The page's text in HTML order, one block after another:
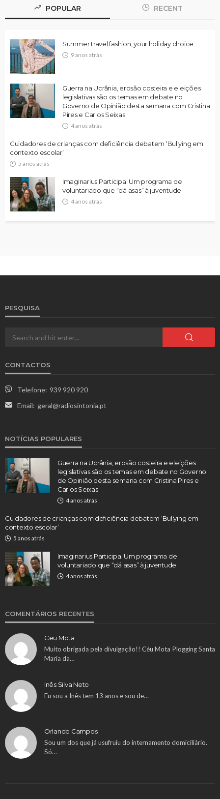
POPULAR RECENT
Summer travel fashion, your holiday choice
9 anos atrás
Guerra na Ucrânia, erosão costeira e eleições
legislativas são os temas em debate no
Governo de Opinião desta semana com Cristina
Pires e Carlos Seixas
4 anos atrás
Cuidadores de crianças com deficiência debatem ‘Bullying em
contexto escolar’
5 anos atrás
Imaginarius Participa: Um programa de
voluntariado que “dá asas” à juventude
4 anos atrás
PESQUISA
CONTACTOS
Telefone: 939 920 920
Email: geral@radiosintonia.pt
NOTÍCIAS POPULARES
Guerra na Ucrânia, erosão costeira e eleições
legislativas são os temas em debate no Governo
de Opinião desta semana com Cristina Pires e
Carlos Seixas
4 anos atrás
Cuidadores de crianças com deficiência debatem ‘Bullying em
contexto escolar’
5 anos atrás
Imaginarius Participa: Um programa de
voluntariado que “dá asas” à juventude
4 anos atrás
COMENTÁRIOS RECENTES
Ceu Mota
Muito obrigada pela divulgação!! Céu Mota Plogging Santa
Maria da…
Inês Silva Neto
Eu sou a Inês tem 13 anos e sou de…
Orlando Campos
Sou um dos que já usufruiu do internamento domiciliário.
Só…